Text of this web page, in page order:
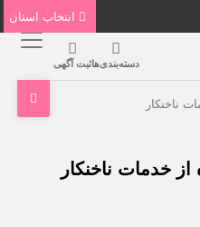
دسته‌بندی‌هاثبت آگهی
ناخنکار
خدمات ناخنکار